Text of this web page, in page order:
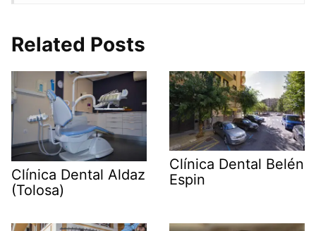
Related Posts
Clínica Dental Aldaz
(Tolosa)
Clínica Dental Belén
Espin